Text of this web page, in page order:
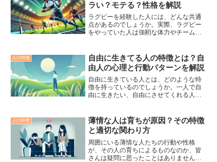
ラい？モテる？性格を解説
ラグビーを経験した人には、どんな共通
点があるのでしょうか。実際、ラグビー
をやっていた人は強靭な体力やチームワ
い、いかついと誤解されることも少なく
ありません。この記事では、...
人の特徴
自由に生きてる人の特徴とは？自
由人の心理と行動パターンを解説
自由に生きている人とは、どのような特
徴を持っているのでしょうか。一人で自
由に生きたい、自由にさせてくれる人と
なるところです。このリードでは、自由
に育てられた人や自由奔放...
人の特徴
薄情な人は育ちが原因？その特徴
と適切な関わり方
周囲にいる薄情な人たちの行動や性格
が、その人の育ちによるものなのか、皆
さんは疑問に思ったことはありません